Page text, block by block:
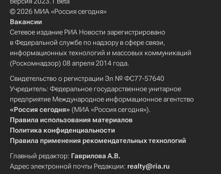
© 2026 МИА «Россия сегодня»
Вакансии
Сетевое издание РИА Новости зарегистрировано
в Федеральной службе по надзору в сфере связи,
информационных технологий и массовых коммуникаций
(Роскомнадзор) 08 апреля 2014 года.
Свидетельство о регистрации Эл № ФС77-57640
Учредитель: Федеральное государственное унитарное
предприятие Международное информационное агентство
«Россия сегодня» (МИА «Россия сегодня»).
Правила использования материалов
Политика конфиденциальности
Правила применения рекомендательных технологий
Главный редактор: Гаврилова А.В.
Адрес электронной почты Редакции: realty@ria.ru